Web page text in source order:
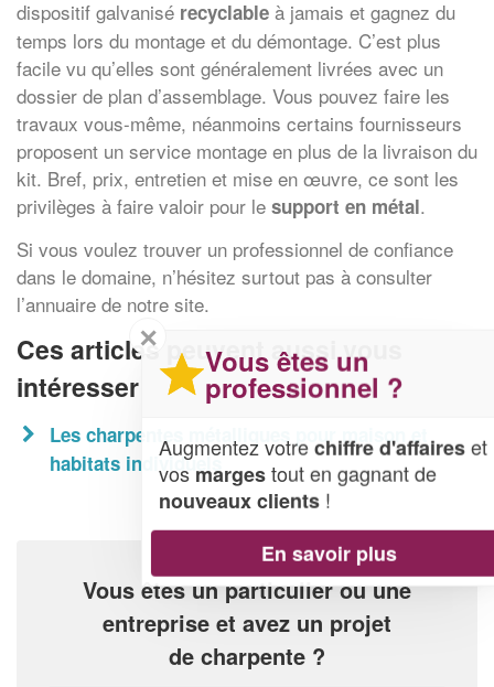
dispositif galvanisé recyclable à jamais et gagnez du
temps lors du montage et du démontage. C’est plus
facile vu qu’elles sont généralement livrées avec un
dossier de plan d’assemblage. Vous pouvez faire les
travaux vous-même, néanmoins certains fournisseurs
proposent un service montage en plus de la livraison du
kit. Bref, prix, entretien et mise en œuvre, ce sont les
privilèges à faire valoir pour le support en métal.
Si vous voulez trouver un professionnel de confiance
dans le domaine, n’hésitez surtout pas à consulter
l’annuaire de notre site.
Ces articles peuvent aussi vous
intéresser
Les charpentes métalliques pour maison et
habitats individuels
Vous êtes un particulier ou une
entreprise et avez un projet
de charpente ?
✕
Vous êtes un
professionnel ?
Augmentez votrechiffre d'affaireset
vosmargestout en gagnant de
nouveaux clients!
En savoir plus